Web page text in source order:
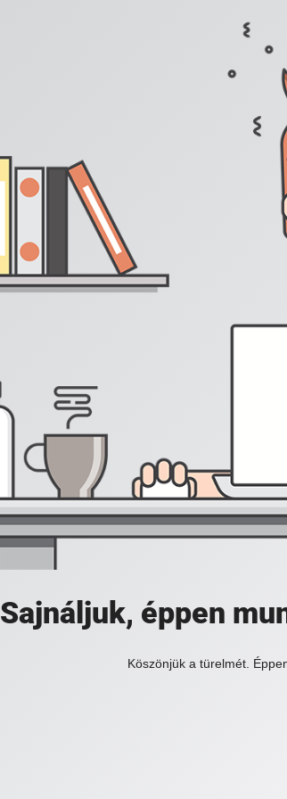
Sajnáljuk, éppen
Köszönjük a türelmét.